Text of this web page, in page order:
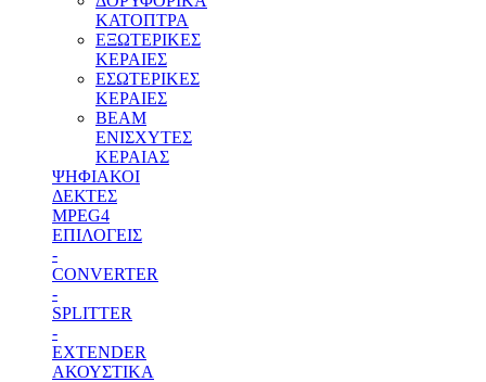
ΚΑΤΟΠΤΡΑ
ΕΞΩΤΕΡΙΚΕΣ
ΚΕΡΑΙΕΣ
ΕΣΩΤΕΡΙΚΕΣ
ΚΕΡΑΙΕΣ
BEAM
ΕΝΙΣΧΥΤΕΣ
ΚΕΡΑΙΑΣ
ΨΗΦΙΑΚΟΙ
ΔΕΚΤΕΣ
MPEG4
ΕΠΙΛΟΓΕΙΣ
-
CONVERTER
-
SPLITTER
-
EXTENDER
ΑΚΟΥΣΤΙΚΑ